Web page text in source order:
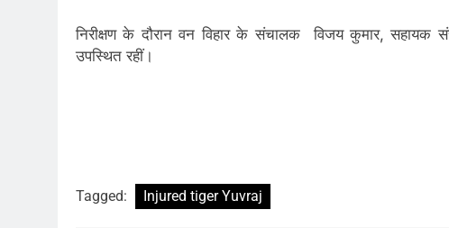
निरीक्षण के दौरान वन विहार के संचालक विजय कुमार, सहायक
उपस्थित रहीं।
Tagged: Injured tiger Yuvraj